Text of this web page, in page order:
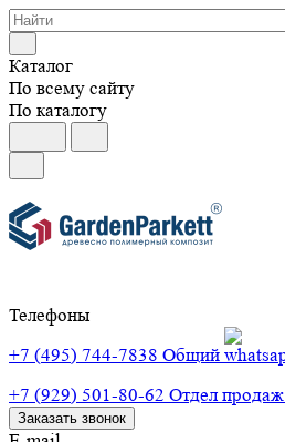
Каталог
По всему сайту
По каталогу
Телефоны
+7 (495) 744-7838 Общий
+7 (929) 501-80-62 Отдел продаж
Заказать звонок